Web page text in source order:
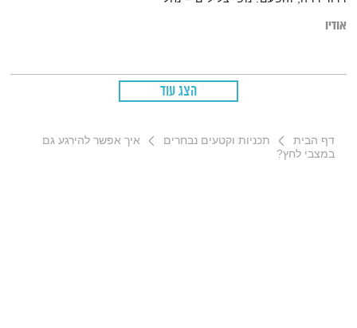
אודיו
הצג עוד
דף הבית תכניות וקטעים נבחרים
איך אפשר להירגע גם
במצבי לחץ?